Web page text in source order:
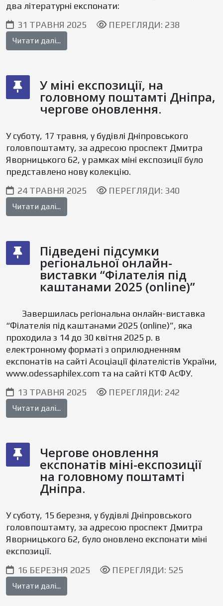
два літературні експонати:
31 ТРАВНЯ 2025
ПЕРЕГЛЯДИ: 238
Читати далі...
У міні експозиції, на
головному поштамті Дніпра,
чергове оновлення.
У суботу, 17 травня, у будівлі Дніпровського
головпоштамту, за адресою проспект Дмитра
Яворницького 62, у рамках міні експозиції було
представлено нову колекцію.
24 ТРАВНЯ 2025
ПЕРЕГЛЯДИ: 340
Читати далі...
Підведені підсумки
регіональної онлайн-
виставки “Філателія під
каштанами 2025 (online)”
Завершилась регіональна онлайн-виставка
“Філателія під каштанами 2025 (online)”, яка
проходила з 14 до 30 квітня 2025 р. в
електронному форматі з оприлюдненням
експонатів на сайті Асоціації філателістів України,
www.odessaphilex.com та на сайті КТФ АсФУ.
13 ТРАВНЯ 2025
ПЕРЕГЛЯДИ: 242
Читати далі...
Чергове оновлення
експонатів міні-експозиції
на головному поштамті
Дніпра.
У суботу, 15 березня, у будівлі Дніпровського
головпоштамту, за адресою проспект Дмитра
Яворницького 62, було оновлено експонати міні
експозиції.
16 БЕРЕЗНЯ 2025
ПЕРЕГЛЯДИ: 525
Читати далі...